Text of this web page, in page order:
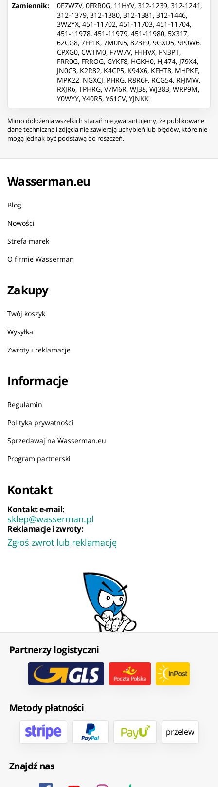
Zamiennik:
0F7W7V, 0FRR0G, 11HYV, 312-1239, 312-1241,
312-1379, 312-1380, 312-1381, 312-1446,
3W2YX, 451-11702, 451-11703, 451-11704,
451-11978, 451-11979, 451-11980, 5X317,
62CG8, 7FF1K, 7M0N5, 823F9, 9GXD5, 9P0W6,
CPXG0, CWTM0, F7W7V, FHHVX, FN3PT,
FRR0G, FRROG, GYKF8, HGKH0, HJ474, J79X4,
JN0C3, K2R82, K4CP5, K94X6, KFHT8, MHPKF,
MPK22, NGXCJ, PHRG, R8R6F, RCG54, RFJMW,
RXJR6, TPHRG, V7M6R, WJ38, WJ383, WRP9M,
Y0WYY, Y40R5, Y61CV, YJNKK
Mimo dołożenia wszelkich starań nie gwarantujemy, że publikowane
dane techniczne i zdjęcia nie zawierają uchybień lub błędów, które nie
mogą jednak być podstawą do roszczeń.
Wasserman.eu
Blog
Nowości
Strefa marek
O firmie Wasserman
Zakupy
Twój koszyk
Wysyłka
Zwroty i reklamacje
Informacje
Regulamin
Polityka prywatności
Sprzedawaj na Wasserman.eu
Program partnerski
Kontakt
Kontakt e-mail:
sklep@wasserman.pl
Reklamacje i zwroty:
Zgłoś zwrot lub reklamację
Partnerzy logistyczni
Metody płatności
przelew
Znajdź nas